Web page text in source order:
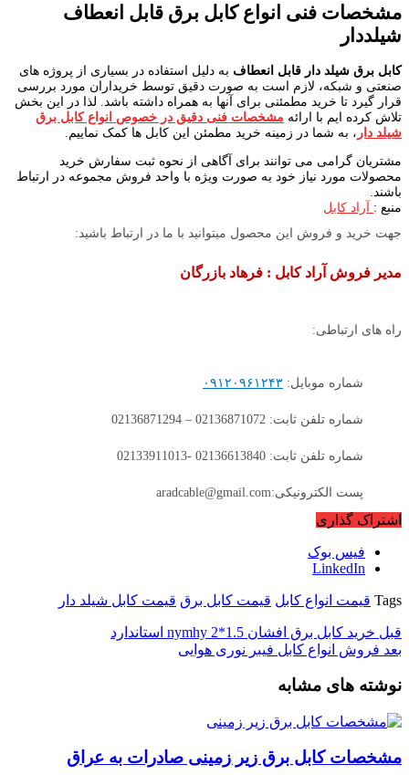
مشخصات فنی انواع کابل برق قابل انعطاف
شیلددار
کابل برق شیلد دار قابل انعطاف به دلیل استفاده در بسیاری از پروژه های
صنعتی و شبکه، لازم است به صورت دقیق توسط خریداران مورد بررسی
قرار گیرد تا خرید مطمئنی برای آنها به همراه داشته باشد. لذا در این بخش
تلاش کرده ایم با ارائه مشخصات فنی دقیق در خصوص انواع کابل برق
شیلد دار ، به شما در زمینه خرید مطمئن این کابل ها کمک نماییم.
مشتریان گرامی می توانند برای آگاهی از نحوه ثبت سفارش خرید
محصولات مورد نیاز خود به صورت ویژه با واحد فروش مجموعه در ارتباط
باشند.
منبع : آراد کابل
جهت خرید و فروش این محصول میتوانید با ما در ارتباط باشید:
مدیر فروش آراد کابل : فرهاد بازرگان
راه های ارتباطی:
شماره موبایل: ۰۹۱۲۰۹۶۱۲۴۳
شماره تلفن ثابت: 02136871072 – 02136871294
شماره تلفن ثابت: 02136613840 -02133911013
پست الکترونیکی:aradcable@gmail.com
اشتراک گذاری
فیس بوک
LinkedIn
Tags قیمت انواع کابل قیمت کابل برق قیمت کابل شیلد دار
قبل خرید کابل برق افشان 1.5*2 nymhy استاندارد
بعد فروش انواع کابل فیبر نوری هوایی
نوشته های مشابه
مشخصات کابل برق زیر زمینی صادرات به عراق